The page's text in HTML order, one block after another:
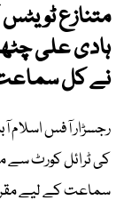
متنازع
ہادی علی
نے کل سماعت
رجسڑار آفس اسلام
کی ٹرائل کورٹ سے
سماعت کے لیے